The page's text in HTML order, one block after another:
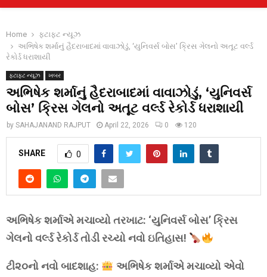
Home
ફટાફટ ન્યૂઝ
અભિષેક શર્માનું હૈદરાબાદમાં વાવાઝોડું, ‘યુનિવર્સ બોસ’ ક્રિસ ગેલનો અતૂટ વર્લ્ડ
રેકોર્ડ ધરાશાયી
ફટાફટ ન્યૂઝ ખબર
અભિષેક શર્માનું હૈદરાબાદમાં વાવાઝોડું, ‘યુનિવર્સ
બોસ’ ક્રિસ ગેલનો અતૂટ વર્લ્ડ રેકોર્ડ ધરાશાયી
by SAHAJANAND RAJPUT April 22, 2026 0 120
SHARE 0
અભિષેક શર્માએ મચાવ્યો તરખાટ: ‘યુનિવર્સ બોસ’ ક્રિસ
ગેલનો વર્લ્ડ રેકોર્ડ તોડી રચ્યો નવો ઇતિહાસ!
ટી૨૦નો નવો બાદશાહ:
અભિષેક શર્માએ મચાવ્યો એવો